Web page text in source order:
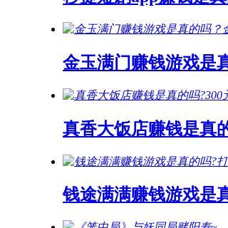
金玉满门赚钱游戏是
真香大饭店赚钱是真
钱途满满赚钱游戏是